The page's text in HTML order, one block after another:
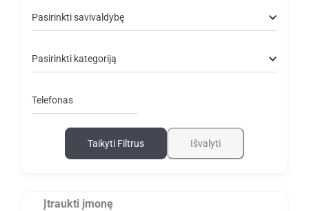
Pasirinkti savivaldybę
Pasirinkti kategoriją
Telefonas
Taikyti Filtrus Išvalyti
Įtraukti įmonę